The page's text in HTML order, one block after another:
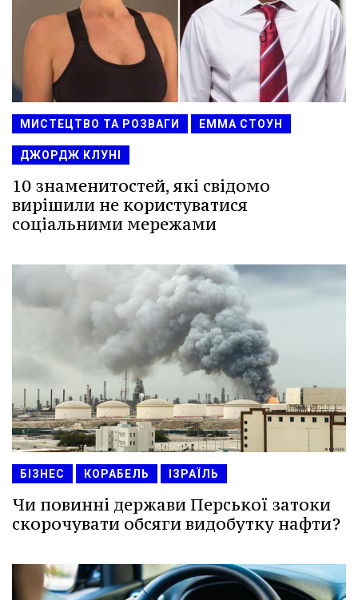
МИСТЕЦТВО ТА РОЗВАГИ ЕММА СТОУН
ДЖОРДЖ КЛУНІ
10 знаменитостей, які свідомо
вирішили не користуватися
соціальними мережами
БІЗНЕС КОРАБЕЛЬ ІЗРАЇЛЬ
Чи повинні держави Перської затоки
скорочувати обсяги видобутку нафти?